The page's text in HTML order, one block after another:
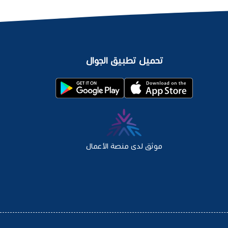
تحميل تطبيق الجوال
موثق لدى منصة الأعمال